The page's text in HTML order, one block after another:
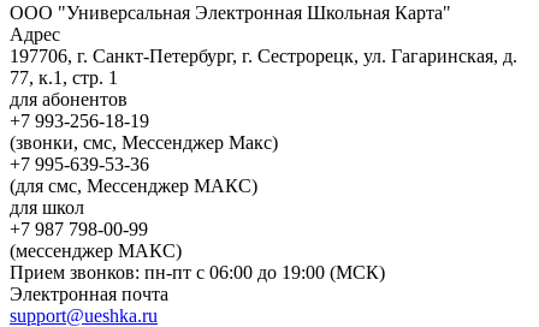
ООО "Универсальная Электронная Школьная Карта"
Адрес
197706, г. Санкт-Петербург, г. Сестрорецк, ул. Гагаринская, д.
77, к.1, стр. 1
для абонентов
+7 993-256-18-19
(звонки, смс, Мессенджер Макс)
+7 995-639-53-36
(для смс, Мессенджер МАКС)
для школ
+7 987 798-00-99
(мессенджер МАКС)
Прием звонков: пн-пт с 06:00 до 19:00 (МСК)
Электронная почта
support@ueshka.ru